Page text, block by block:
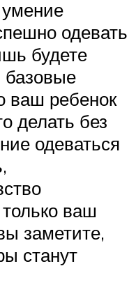
одевать
будете
базовые
ваш ребенок
делать без
одеваться
ваш
заметите,
станут